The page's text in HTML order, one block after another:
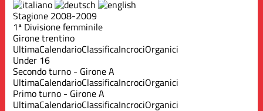
Stagione 2008-2009
1ª Divisione femminile
Girone trentino
UltimaCalendarioClassificaIncrociOrganici
Under 16
Secondo turno - Girone A
UltimaCalendarioClassificaIncrociOrganici
Primo turno - Girone A
UltimaCalendarioClassificaIncrociOrganici